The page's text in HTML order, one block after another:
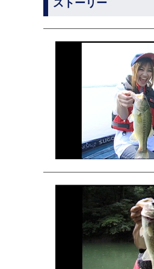
ストーリー